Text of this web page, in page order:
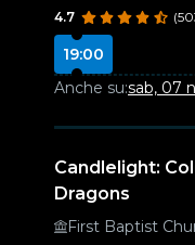
4.7
19:00
Anche su:sab, 07
Candlelight:
Dragons
First Baptist